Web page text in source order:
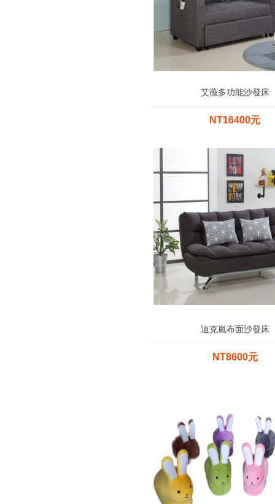
艾薇多功能沙發床
NT16400元
迪克嵐布面沙發床
NT8600元